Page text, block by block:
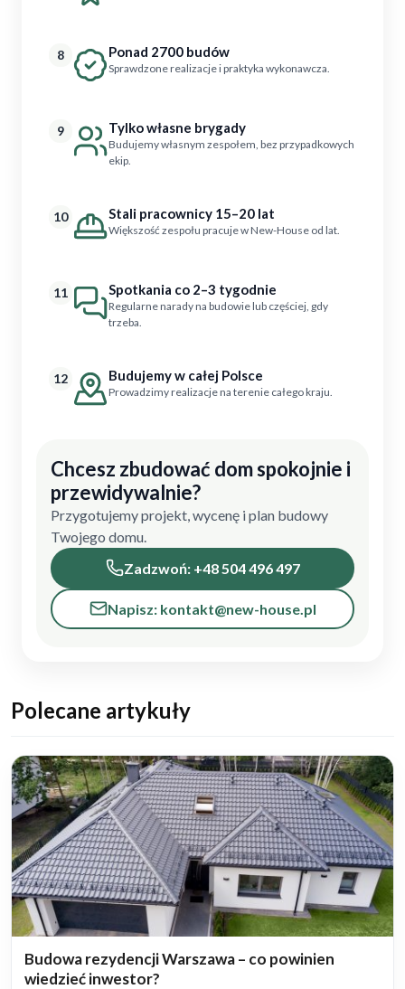
8 Ponad 2700 budów
Sprawdzone realizacje i praktyka wykonawcza.
9 Tylko własne brygady
Budujemy własnym zespołem, bez przypadkowych
ekip.
10 Stali pracownicy 15–20 lat
Większość zespołu pracuje w New-House od lat.
11 Spotkania co 2–3 tygodnie
Regularne narady na budowie lub częściej, gdy
trzeba.
12 Budujemy w całej Polsce
Prowadzimy realizacje na terenie całego kraju.
Chcesz zbudować dom spokojnie i
przewidywalnie?
Przygotujemy projekt, wycenę i plan budowy
Twojego domu.
Zadzwoń: +48 504 496 497
Napisz: kontakt@new-house.pl
Polecane artykuły
Budowa rezydencji Warszawa – co powinien
wiedzieć inwestor?